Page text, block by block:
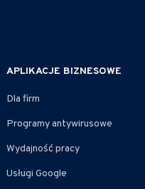
APLIKACJE BIZNESOWE
Dla firm
Programy antywirusowe
Wydajność pracy
Usługi Google